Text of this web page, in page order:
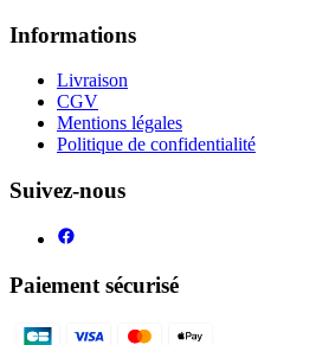
Informations
Livraison
CGV
Mentions légales
Politique de confidentialité
Suivez-nous
Paiement sécurisé